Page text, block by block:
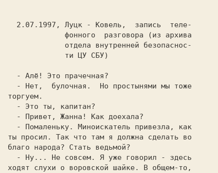
- Алё! Это прачечная?
- Нет,  булочная.  Но простынями мы тоже
торгуем.
- Это ты, капитан?
- Привет, Жанна! Как доехала?
- Помаленьку. Миноискатель привезла, как
ты просил. Так что там я должна сделать во
благо народа? Стать ведьмой?
- Ну... Не совсем. Я уже говорил - здесь
ходят слухи о воровской шайке. В общем-то,